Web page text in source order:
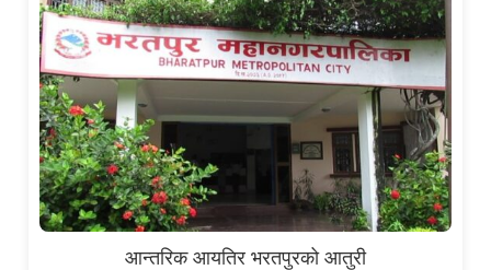
आन्तरिक आयतिर भरतपुरको आतुरी